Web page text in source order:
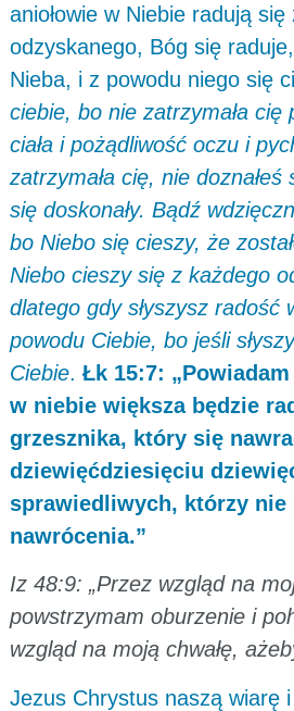
aniołowie w Niebie radują
odzyskanego, Bóg się
Nieba, i z powodu niego się
ciebie, bo nie zatrzymała cię
ciała i pożądliwość oczu i
zatrzymała cię, nie doznałeś
się doskonały. Bądź
bo Niebo się cieszy, że
Niebo cieszy się z każdego
dlatego gdy słyszysz radość
powodu Ciebie, bo jeśli
Ciebie. Łk 15:7:
w niebie większa będzie
grzesznika, który się
dziewięćdziesięciu
sprawiedliwych, którzy nie
nawrócenia.”
Iz 48:9: „Przez wzgląd na
powstrzymam oburzenie i
wzgląd na moją chwałę,
Jezus Chrystus naszą wiarę i